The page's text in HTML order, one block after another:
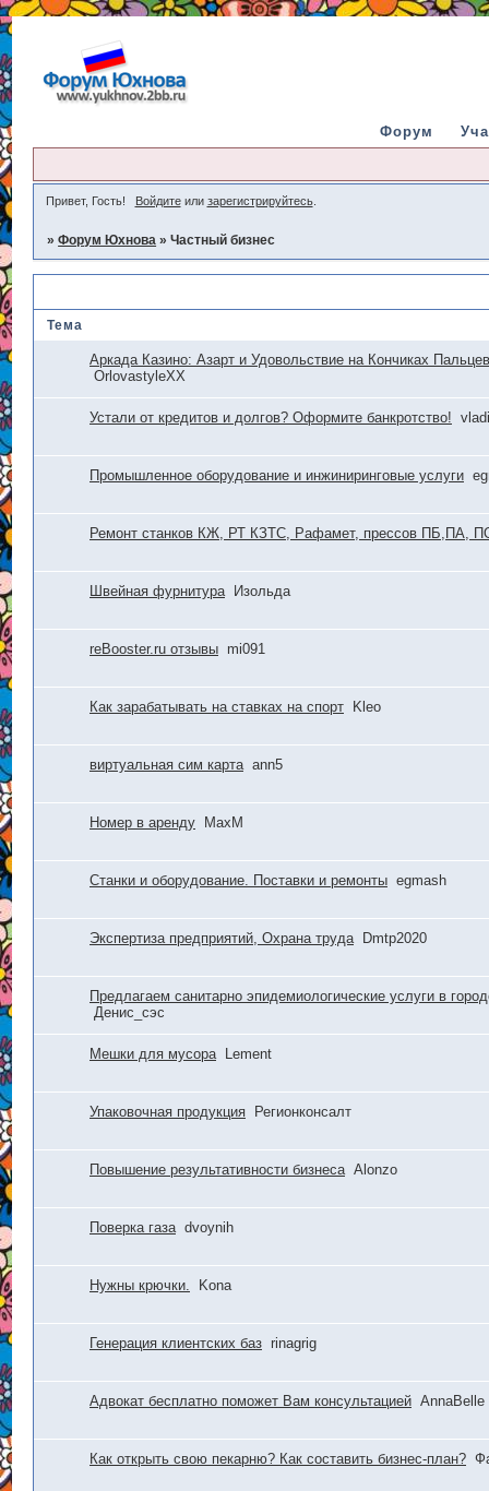
Форум
Привет, Гость! Войдитеили зарегистрируйтесь.
»Форум Юхнова »Частный бизнес
Тема
Аркада Казино: Азарт и Удовольствие на Кончиках
OrlovastyleХХ
Устали от кредитов и долгов? Оформите банкротство!
Промышленное оборудование и инжиниринговые услуги
Ремонт станков КЖ, РТ КЗТС, Рафамет, прессов ПБ,ПА,
Швейная фурнитура Изольда
reBooster.ru отзывы mi091
Как зарабатывать на ставках на спорт Kleo
виртуальная сим карта ann5
Номер в аренду MaxM
Станки и оборудование. Поставки и ремонты egmash
Экспертиза предприятий, Охрана труда Dmtp2020
Предлагаем санитарно эпидемиологические услуги в
Денис_сэс
Мешки для мусора Lement
Упаковочная продукция Регионконсалт
Повышение результативности бизнеса Alonzo
Поверка газа dvoynih
Нужны крючки. Kona
Генерация клиентских баз rinagrig
Адвокат бесплатно поможет Вам консультацией AnnaBelle
Как открыть свою пекарню? Как составить бизнес-план?